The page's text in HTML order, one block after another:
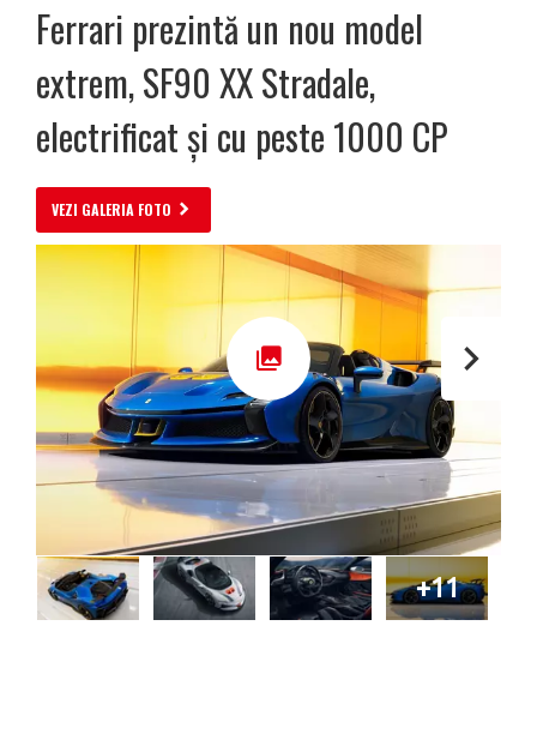
Ferrari prezintă un nou model
extrem, SF90 XX Stradale,
electrificat și cu peste 1000 CP
VEZI GALERIA FOTO
+11